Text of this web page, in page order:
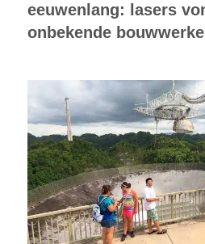
eeuwenlang: lasers
onbekende